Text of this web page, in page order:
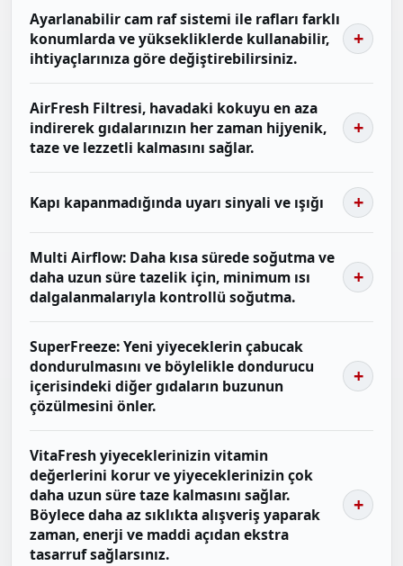
Ayarlanabilir cam raf sistemi ile rafları farklı
konumlarda ve yüksekliklerde kullanabilir,
ihtiyaçlarınıza göre değiştirebilirsiniz.
AirFresh Filtresi, havadaki kokuyu en aza
indirerek gıdalarınızın her zaman hijyenik,
taze ve lezzetli kalmasını sağlar.
Kapı kapanmadığında uyarı sinyali ve ışığı
Multi Airflow: Daha kısa sürede soğutma ve
daha uzun süre tazelik için, minimum ısı
dalgalanmalarıyla kontrollü soğutma.
SuperFreeze: Yeni yiyeceklerin çabucak
dondurulmasını ve böylelikle dondurucu
içerisindeki diğer gıdaların buzunun
çözülmesini önler.
VitaFresh yiyeceklerinizin vitamin
değerlerini korur ve yiyeceklerinizin çok
daha uzun süre taze kalmasını sağlar.
Böylece daha az sıklıkta alışveriş yaparak
zaman, enerji ve maddi açıdan ekstra
tasarruf sağlarsınız.